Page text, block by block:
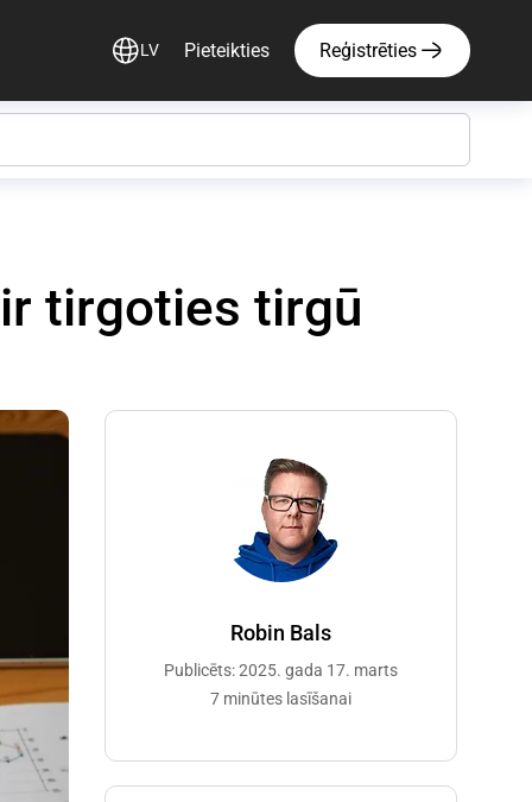
LV Pieteikties Reģistrēties
tirgoties tirgū
Robin Bals
Publicēts: 2025. gada 17. marts
7 minūtes lasīšanai